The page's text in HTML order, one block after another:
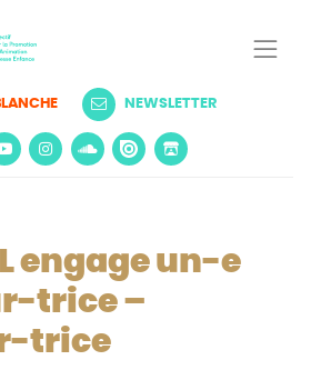
NEWSLETTER
engage un-e
trice –
trice